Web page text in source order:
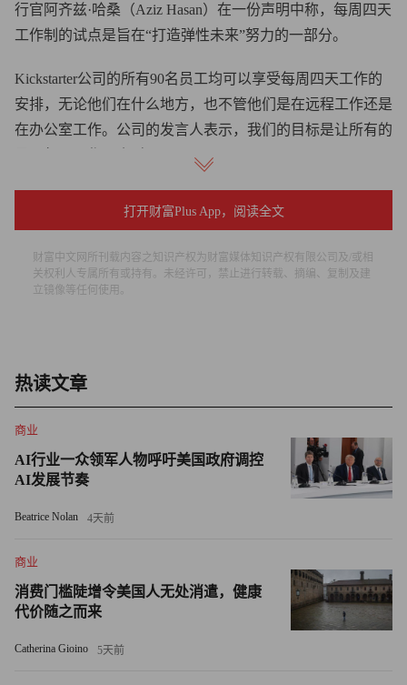
行官阿齐兹·哈桑（Aziz Hasan）在一份声明中称，每周四天
工作制的试点是旨在“打造弹性未来”努力的一部分。
Kickstarter公司的所有90名员工均可以享受每周四天工作的
安排，无论他们在什么地方，也不管他们是在远程工作还是
在办公室工作。公司的发言人表示，我们的目标是让所有的
·巴恩斯（Andrew Barnes）和同伴夏洛特·洛克哈特
（Charlotte Lockhart）共同创办了非盈利机构4 Day Week
各家公司的方案各异，可能是每周四天，每天八小时；或者
是每周五天，每天不足八小时。
虽然联合利华（Unil-ever）和Shake Shack等少数公司已经试
用了每周四天工作制，但是大部分的大企业目前仍然按兵不
动。
不过也有例外，微软日本公司（Microsoft Japan）曾经在
2019年实行过每周四天工作制，结果发现用电成本有所降
低，而公司生产力提升了40%。
今年早些时候，西班牙政府同意让少数感兴趣的公司试行每
打开财富Plus App，阅读全文
财富中文网所刊载内容之知识产权为财富媒体知识产权有限公司及/或相
关权利人专属所有或持有。未经许可，禁止进行转载、摘编、复制及建
立镜像等任何使用。
热读文章
商业
AI行业一众领军人物呼吁美国政府调控
AI发展节奏
Beatrice Nolan 4天前
商业
消费门槛陡增令美国人无处消遣，健康
代价随之而来
Catherina Gioino 5天前